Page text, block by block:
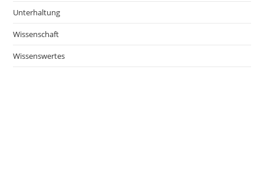
Unterhaltung
Wissenschaft
Wissenswertes